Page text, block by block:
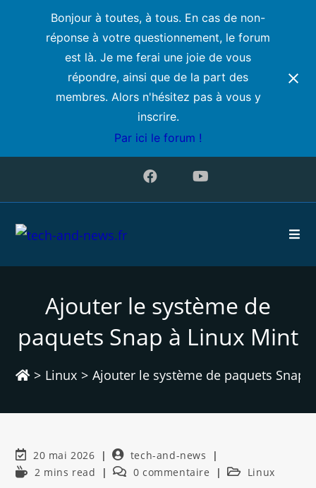
Bonjour à toutes, à tous. En cas de non-
réponse à votre questionnement, le forum
est là. Je me ferai une joie de vous
répondre, ainsi que de la part des
membres. Alors n'hésitez pas à vous y
inscrire.
Par ici le forum !
Ajouter le système de
paquets Snap à Linux Mint
> Linux > Ajouter le système de paquets Snap
20 mai 2026
tech-and-news
2 mins read
0 commentaire Linux